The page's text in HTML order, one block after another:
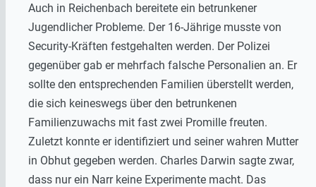
Auch in Reichenbach bereitete ein betrunkener
Jugendlicher Probleme. Der 16-Jährige musste von
Security-Kräften festgehalten werden. Der Polizei
gegenüber gab er mehrfach falsche Personalien an. Er
sollte den entsprechenden Familien überstellt werden,
die sich keineswegs über den betrunkenen
Familienzuwachs mit fast zwei Promille freuten.
Zuletzt konnte er identifiziert und seiner wahren Mutter
in Obhut gegeben werden. Charles Darwin sagte zwar,
dass nur ein Narr keine Experimente macht. Das